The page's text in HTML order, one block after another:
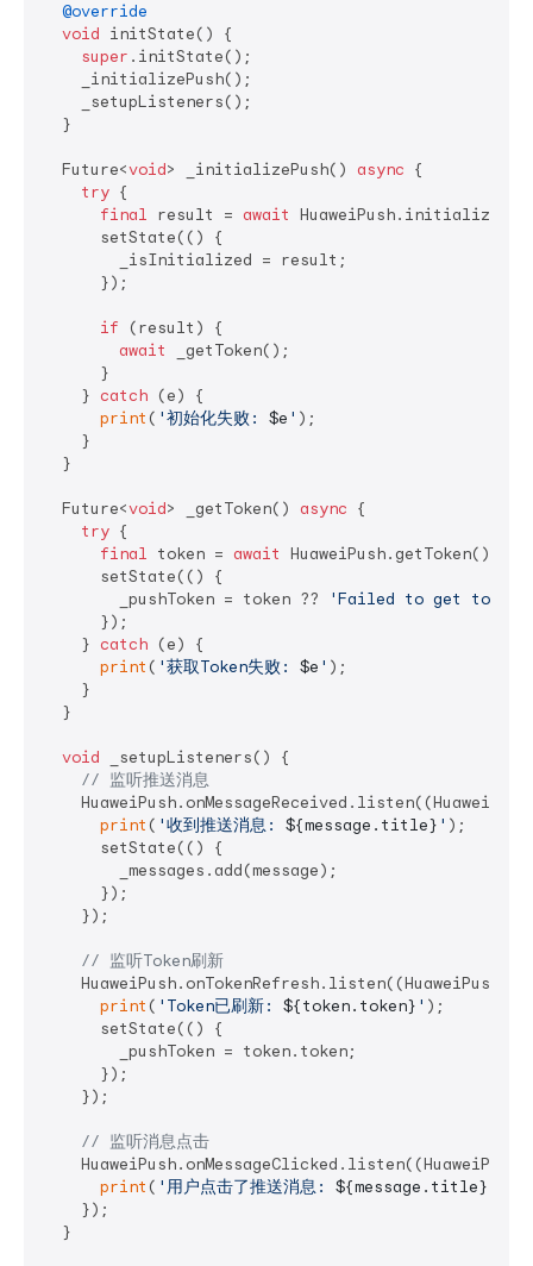
@override
void initState() {
super .initState();
    _initializePush();
    _setupListeners();
  }
  Future<
void> _initializePush() async {
try {
final result = await HuaweiPush.initialize();
      setState(() {
        _isInitialized = result;
      });
if (result) {
await
_getToken();
      }
    }
catch (e) {
print ( '初始化失败: $e ' );
    }
  }
  Future<
void> _getToken() async {
try {
final token = await HuaweiPush.getToken();
      setState(() {
        _pushToken = token ??
'Failed to get token'
      });
    }
catch (e) {
print ( '获取Token失败: $e ' );
    }
  }
void _setupListeners() {
// 监听推送消息
print ( '收到推送消息: ${message.title} ' );
      setState(() {
        _messages.add(message);
      });
    });
// 监听Token刷新
print ( 'Token已刷新: ${token.token} ' );
      setState(() {
        _pushToken = token.token;
      });
    });
// 监听消息点击
print ( '用户点击了推送消息: ${message.title}
    });
  }